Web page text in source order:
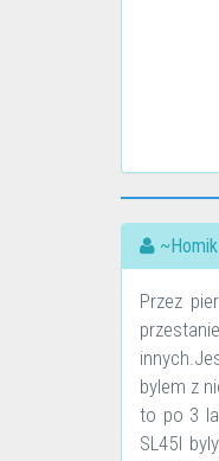
Przez
bylem z
to po 3
SL45I